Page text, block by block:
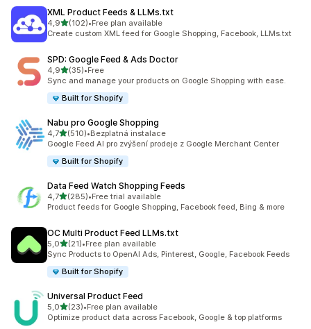
XML Product Feeds & LLMs.txt
4,9z 5 hvězd
(102)
Celkový počet recenzí: 102
•Free plan available
Create custom XML feed for Google Shopping, Facebook, LLMs.txt
SPD: Google Feed & Ads Doctor
4,9z 5 hvězd
(35)
Celkový počet recenzí: 35
•Free
Sync and manage your products on Google Shopping with ease.
Built for Shopify
Nabu pro Google Shopping
4,7z 5 hvězd
(510)
Celkový počet recenzí: 510
•Bezplatná instalace
Google Feed AI pro zvýšení prodeje z Google Merchant Center
Built for Shopify
Data Feed Watch Shopping Feeds
4,7z 5 hvězd
(285)
Celkový počet recenzí: 285
•Free trial available
Product feeds for Google Shopping, Facebook feed, Bing & more
OC Multi Product Feed LLMs.txt
5,0z 5 hvězd
(21)
Celkový počet recenzí: 21
•Free plan available
Sync Products to OpenAI Ads, Pinterest, Google, Facebook Feeds
Built for Shopify
Universal Product Feed
5,0z 5 hvězd
(23)
Celkový počet recenzí: 23
•Free plan available
Optimize product data across Facebook, Google & top platforms